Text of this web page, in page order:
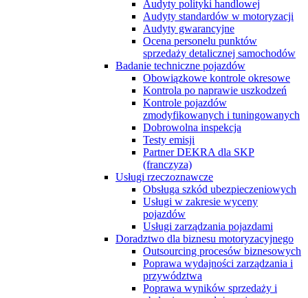
Audyty polityki handlowej
Audyty standardów w motoryzacji
Audyty gwarancyjne
Ocena personelu punktów
sprzedaży detalicznej samochodów
Badanie techniczne pojazdów
Obowiązkowe kontrole okresowe
Kontrola po naprawie uszkodzeń
Kontrole pojazdów
zmodyfikowanych i tuningowanych
Dobrowolna inspekcja
Testy emisji
Partner DEKRA dla SKP
(franczyza)
Usługi rzeczoznawcze
Obsługa szkód ubezpieczeniowych
Usługi w zakresie wyceny
pojazdów
Usługi zarządzania pojazdami
Doradztwo dla biznesu motoryzacyjnego
Outsourcing procesów biznesowych
Poprawa wydajności zarządzania i
przywództwa
Poprawa wyników sprzedaży i